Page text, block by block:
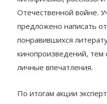
рекомендуемые для
кинофильмы, рассказы
Отечественной войне.
предложено написать
понравившихся